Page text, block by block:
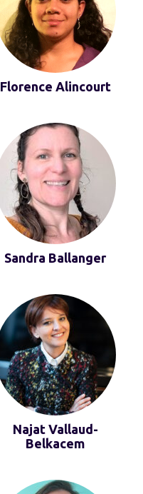
Florence Alincourt
Sandra Ballanger
Najat Vallaud-
Belkacem